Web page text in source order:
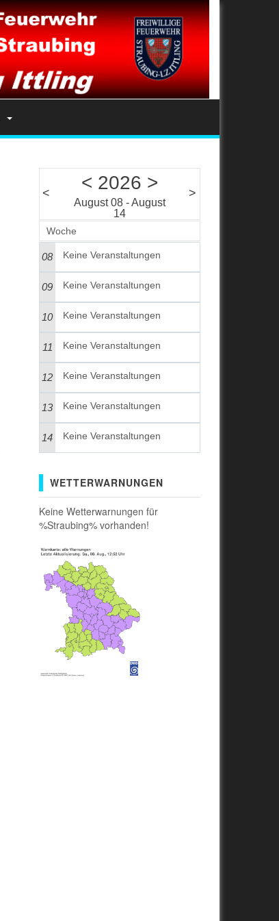
< < 2026 >
August 08 - August
14
>
Woche
08 Keine Veranstaltungen
09 Keine Veranstaltungen
10 Keine Veranstaltungen
11 Keine Veranstaltungen
12 Keine Veranstaltungen
13 Keine Veranstaltungen
14 Keine Veranstaltungen
WETTERWARNUNGEN
Keine Wetterwarnungen für
%Straubing% vorhanden!